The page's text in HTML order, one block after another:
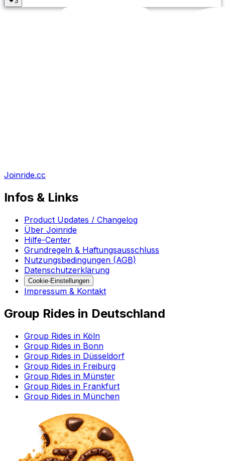
Joinride.cc
Infos & Links
Product Updates / Changelog
Über Joinride
Hilfe-Center
Grundregeln & Haftungsausschluss
Nutzungsbedingungen (AGB)
Datenschutzerklärung
Cookie-Einstellungen
Impressum & Kontakt
Group Rides in Deutschland
Group Rides in Köln
Group Rides in Bonn
Group Rides in Düsseldorf
Group Rides in Freiburg
Group Rides in Münster
Group Rides in Frankfurt
Group Rides in München